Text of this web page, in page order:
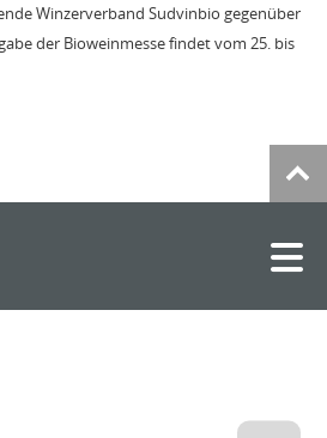
Winzerverband Sudvinbio gegenüber
der Bioweinmesse findet vom 25. bis